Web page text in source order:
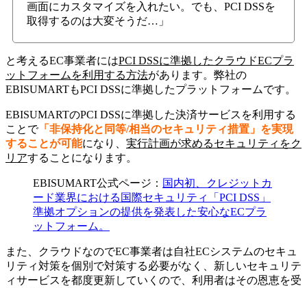
画面にカスタマイズを入れたい。でも、PCI DSSを
取得するのは大変そうだ…」
と考えるEC事業者にはPCI DSSに準拠したクラウドECプラ
ットフォームを利用する方法があります。弊社の
EBISUMARTもPCI DSSに準拠したプラットフォームです。
EBISUMARTのPCI DSSに準拠した決済サービスを利用する
ことで「非保持化と同等/相当のセキュリティ措置」を実現
することが可能になり、 実行計画が求めるセキュリティをク
リアすることになります。
EBISUMART公式ページ： 国内初、クレジットカ
ード業界における国際セキュリティ「PCI DSS」
準拠オプションの提供を発表した安心なECプラ
ットフォーム。
また、クラウドなのでEC事業者は自社ECシステムのセキュ
リティ対策を個別で対策する必要がなく、新しいセキュリテ
ィサービスを都度更新していくので、利用者はその恩恵を受